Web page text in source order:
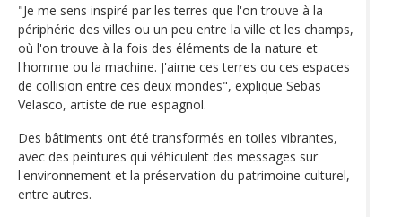
"Je me sens inspiré par les terres que l'on trouve à la
périphérie des villes ou un peu entre la ville et les champs,
où l'on trouve à la fois des éléments de la nature et
l'homme ou la machine. J'aime ces terres ou ces espaces
de collision entre ces deux mondes", explique Sebas
Velasco, artiste de rue espagnol.
Des bâtiments ont été transformés en toiles vibrantes,
avec des peintures qui véhiculent des messages sur
l'environnement et la préservation du patrimoine culturel,
entre autres.